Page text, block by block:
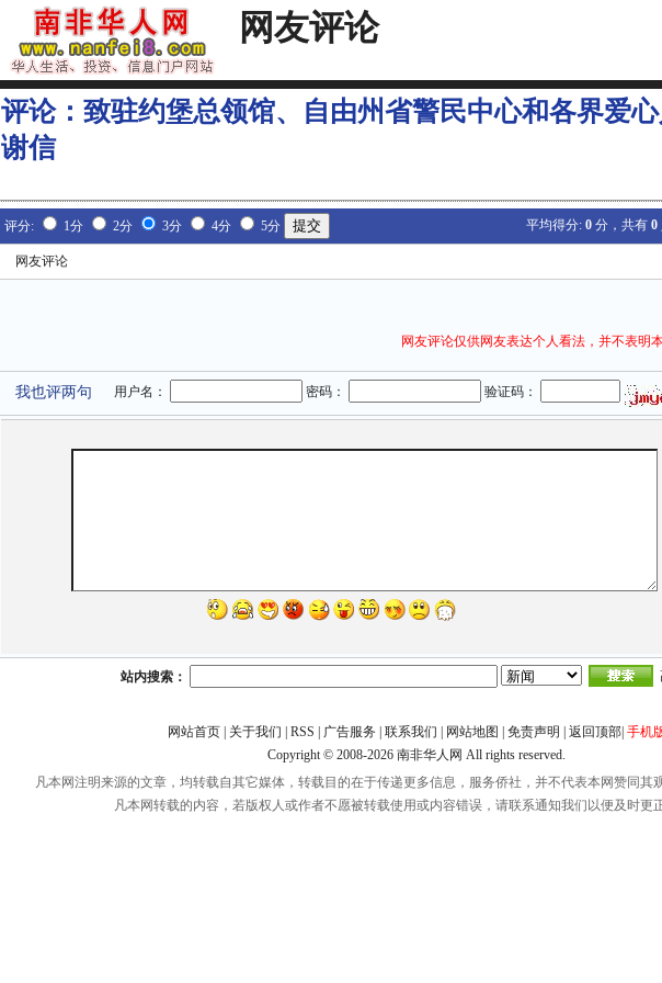
网友评论
评论： 致驻约堡总领馆、自由州省警民中心和各界爱
谢信
评分: 1分 2分 3分 4分 5分 平均得分: 0 分，共有 0
网友评论
网友评论仅供网友表达个人看法，并不表
我也评两句 用户名： 密码： 验证码：
站内搜索：
网站首页| 关于我们 RSS 广告服务 联系我们 网站地图 免责声明 返回顶部| 手机
Copyright © 2008-2026 南非华人网 All rights reserved.
凡本网注明来源的文章，均转载自其它媒体，转载目的在于传递更多信息，服务侨社，并不代表本网赞同其
凡本网转载的内容，若版权人或作者不愿被转载使用或内容错误，请联系通知我们以便及时更